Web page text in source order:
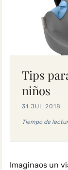
Tips
niños
31 JUL 2018
Tiempo de
Imaginaos un